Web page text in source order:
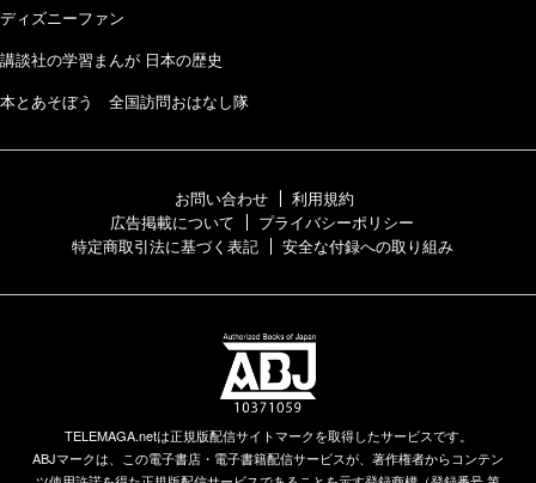
ディズニーファン
講談社の学習まんが 日本の歴史
本とあそぼう 全国訪問おはなし隊
お問い合わせ
利用規約
広告掲載について
プライバシーポリシー
特定商取引法に基づく表記
安全な付録への取り組み
TELEMAGA.netは正規版配信サイトマークを取得したサービスです。
ABJマークは、この電子書店・電子書籍配信サービスが、著作権者からコンテン